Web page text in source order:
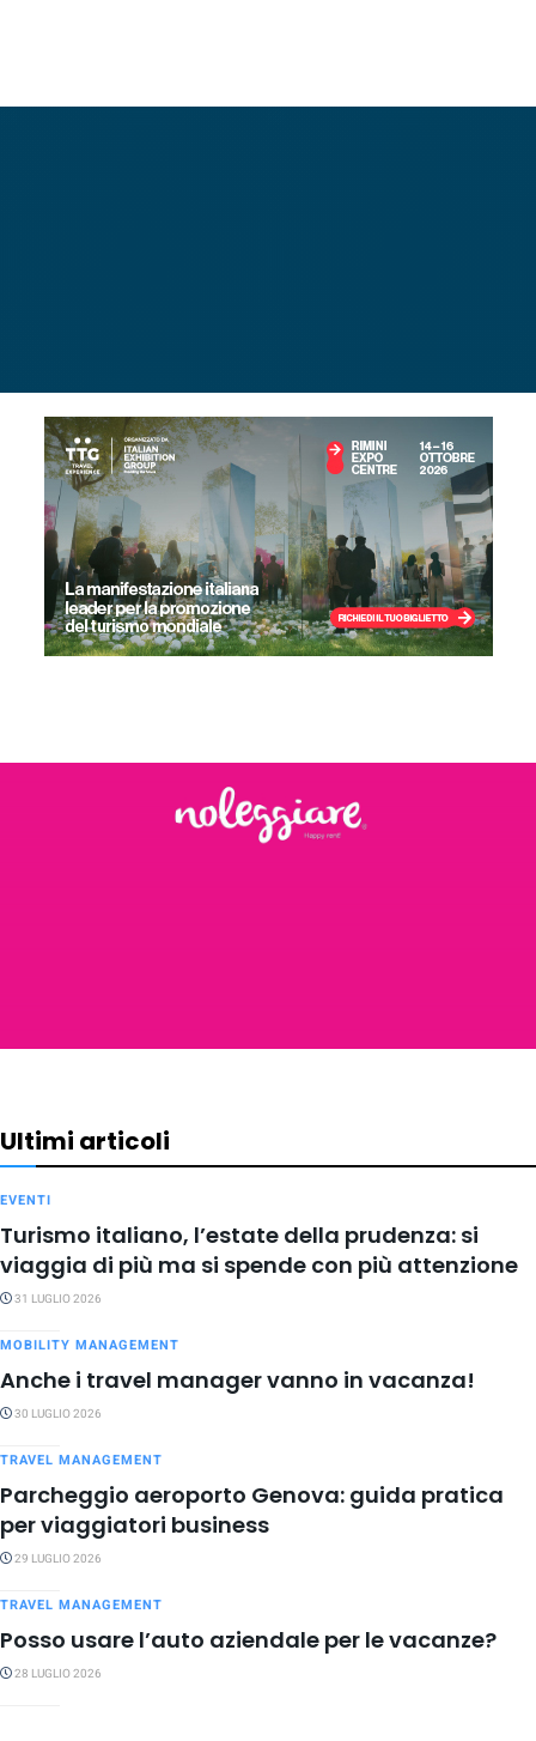
Ultimi articoli
EVENTI
Turismo italiano, l’estate della prudenza: si
viaggia di più ma si spende con più attenzione
31 LUGLIO 2026
MOBILITY MANAGEMENT
Anche i travel manager vanno in vacanza!
30 LUGLIO 2026
TRAVEL MANAGEMENT
Parcheggio aeroporto Genova: guida pratica
per viaggiatori business
29 LUGLIO 2026
TRAVEL MANAGEMENT
Posso usare l’auto aziendale per le vacanze?
28 LUGLIO 2026